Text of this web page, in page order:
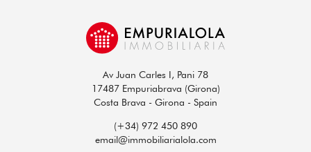
Av Juan Carles I, Pani 78
17487 Empuriabrava (Girona)
Costa Brava - Girona - Spain
(+34) 972 450 890
email@immobiliarialola.com